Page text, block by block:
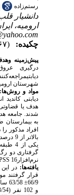
رستم‌زاده
دانشیار
ارومیه،
چکیده:
(۹۷۶۷ مشاهده)
پیش‌زمینه
درگیری
شهرستان
مواد و روش‌ها:
دیابتی
هدف یا
شدند. جامعه
به بیمارستان
یکی
گرفتاری دو
نرم‌افزار 16
یافته‌ها:
قرار گرفتند